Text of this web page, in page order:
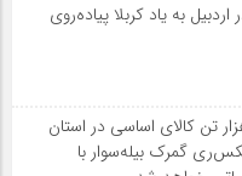
به یاد کربلا پیاده‌روی
و توزیع ۱۲۰هزار تن کالای اساسی در استان
گمرک بیله‌سوار با